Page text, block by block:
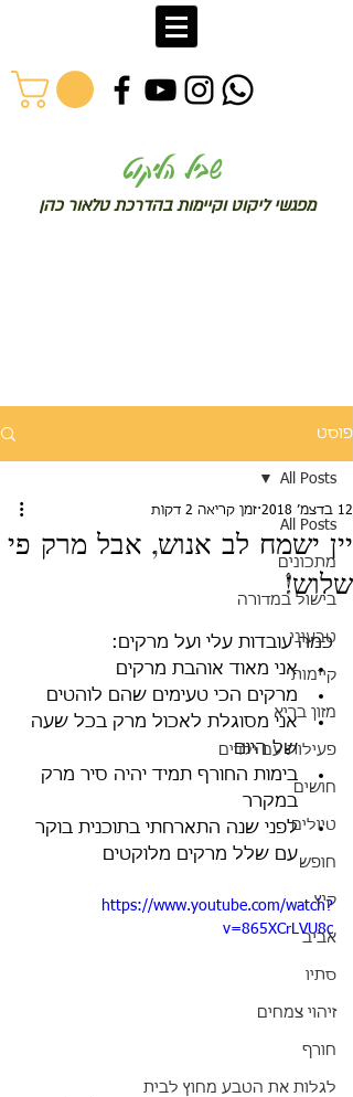
שביל הליקוט
מפגשי ליקוט וקיימות בהדרכת טלאור כהן
פוסט
All Posts
מתכונים
בישול במדורה
טבעוני
קיימות
מזון בריא
פעילות עם ילדים
חושים
טיולים
חופש
קיץ
אביב
סתיו
זיהוי צמחים
חורף
לגלות את הטבע מחוץ לבית
All Posts
יין ישמח לב אנוש, אבל מרק פי
שלוש!
12 בדצמ׳ 2018 זמן קריאה 2 דקות
כמה עובדות עלי ועל מרקים:
אני מאוד אוהבת מרקים
מרקים הכי טעימים שהם לוהטים
אני מסוגלת לאכול מרק בכל שעה
של היום
בימות החורף תמיד יהיה סיר מרק
במקרר
לפני שנה התארחתי בתוכנית בוקר
עם שלל מרקים מלוקטים
https://www.youtube.com/watch?
v=865XCrLVU8c